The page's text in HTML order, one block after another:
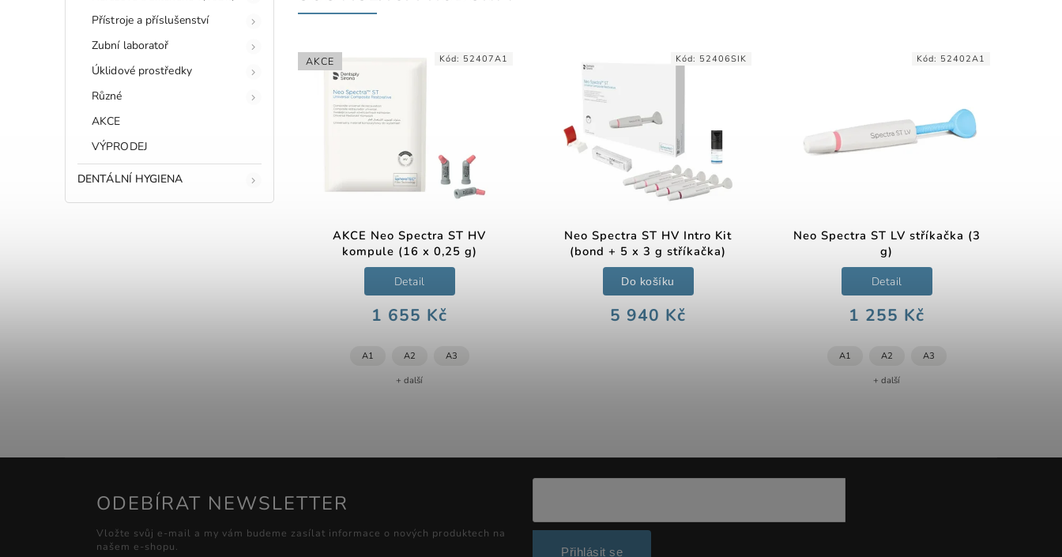
Přístroje a příslušenství
Zubní laboratoř
Úklidové prostředky
Různé
AKCE
VÝPRODEJ
DENTÁLNÍ HYGIENA
AKCE
AKCE Neo Spectra ST HV
kompule (16 x 0,25 g)
1 655 Kč
Detail
A1 A2 A3
+ další
Kód: 52407A1
Neo Spectra ST HV Intro Kit
(bond + 5 x 3 g stříkačka)
5 940 Kč
Do košíku
Kód: 52406SIK
Neo Spectra ST LV stříkačka (3
g)
1 255 Kč
Detail
A1 A2 A3
+ další
Kód: 52402A1
ODEBÍRAT NEWSLETTER
Vložte svůj e-mail a my vám budeme zasílat informace o nových produktech na
našem e-shopu.
Přihlásit se